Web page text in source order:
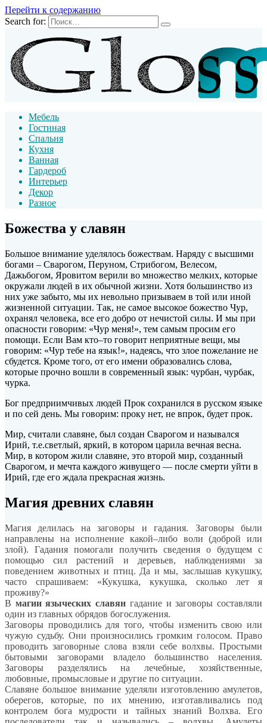
Перейти к содержанию
Search for:
Мебель
Гостиная
Спальня
Кухня
Ванная
Гардероб
Интерьер
Декор
Разное
Божества у славян
Большое внимание уделялось божествам. Наряду с высшими
богами – Сварогом, Перуном, Стрибогом, Велесом,
Дажьбогом, Яровитом верили во множество мелких, которые
окружали людей в их обычной жизни. Хотя большинство из
них уже забыто, мы их невольно призываем в той или иной
жизненной ситуации. Так, не самое высокое божество Чур,
охранял человека, все его добро от нечистой силы. И мы при
опасности говорим: «Чур меня!», тем самым просим его
помощи. Если Вам кто–то говорит неприятные вещи, мы
говорим: «Чур тебе на язык!», надеясь, что злое пожелание не
сбудется. Кроме того, от его имени образовались слова,
которые прочно вошли в современный язык: чурбан, чурбак,
чурка.
Бог предприимчивых людей Прок сохранился в русском языке
и по сей день. Мы говорим: проку нет, не впрок, будет прок.
Мир, считали славяне, был создан Сварогом и назывался
Ирий, т.е.светлый, яркий, в котором царила вечная весна.
Мир, в котором жили славяне, это второй мир, созданный
Сварогом, и мечта каждого живущего — после смерти уйти в
Ирий, где его ждала прекрасная жизнь.
Магия древних славян
Магия делилась на заговоры и гадания. Заговоры были
направлены на исполнение какой–либо воли (доброй или
злой). Гадания помогали получить сведения о будущем с
помощью сил растений и деревьев, наблюдениями за
поведением животных и птиц. Да и мы, заслышав кукушку,
часто спрашиваем: «Кукушка, кукушка, сколько лет я
проживу?»
В магии языческих славян гадание и заговоры составляли
один из главных обрядов богослужения.
Заговоры проводились для того, чтобы изменить свою или
чужую судьбу. Они произносились громким голосом. Право
проводить заговорные слова взяли себе волхвы. Простыми
бытовыми заговорами владело большинство населения.
Заговоры разделялись на лечебные, хозяйственные,
любовные, промысловые и другие по ситуации.
Славяне большое внимание уделяли изготовлению амулетов,
оберегов, которые, по их мнению, изготавливались под
контролем бога мудрости и тайных знаний Волхва. Его